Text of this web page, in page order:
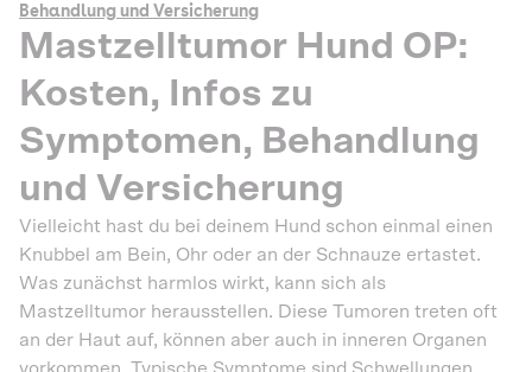
Behandlung und Versicherung
Mastzelltumor Hund OP:
Kosten, Infos zu
Symptomen, Behandlung
und Versicherung
Vielleicht hast du bei deinem Hund schon einmal einen
Knubbel am Bein, Ohr oder an der Schnauze ertastet.
Was zunächst harmlos wirkt, kann sich als
Mastzelltumor herausstellen. Diese Tumoren treten oft
an der Haut auf, können aber auch in inneren Organen